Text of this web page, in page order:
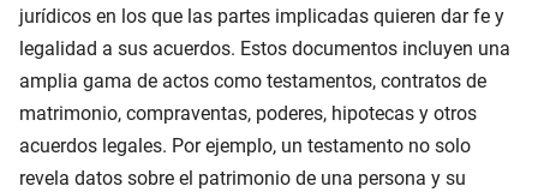
jurídicos en los que las partes implicadas quieren dar fe y
legalidad a sus acuerdos. Estos documentos incluyen una
amplia gama de actos como testamentos, contratos de
matrimonio, compraventas, poderes, hipotecas y otros
acuerdos legales. Por ejemplo, un testamento no solo
revela datos sobre el patrimonio de una persona y su